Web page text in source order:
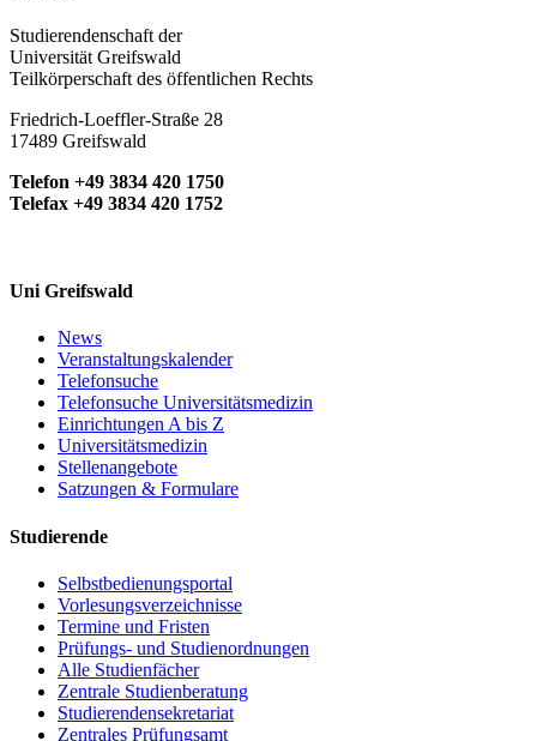
Studierendenschaft der
Universität Greifswald
Teilkörperschaft des öffentlichen Rechts
Friedrich-Loeffler-Straße 28
17489 Greifswald
Telefon +49 3834 420 1750
Telefax +49 3834 420 1752
Uni Greifswald
News
Veranstaltungskalender
Telefonsuche
Telefonsuche Universitätsmedizin
Einrichtungen A bis Z
Universitätsmedizin
Stellenangebote
Satzungen & Formulare
Studierende
Selbstbedienungsportal
Vorlesungsverzeichnisse
Termine und Fristen
Prüfungs- und Studienordnungen
Alle Studienfächer
Zentrale Studienberatung
Studierendensekretariat
Zentrales Prüfungsamt